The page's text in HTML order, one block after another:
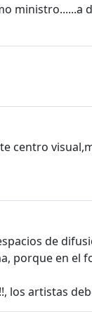
centro
de
porque en
los artistas